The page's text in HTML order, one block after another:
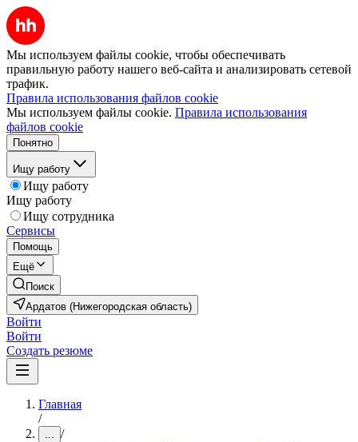
Мы используем файлы cookie, чтобы обеспечивать
правильную работу нашего веб-сайта и анализировать сетевой
трафик.
Правила использования файлов cookie
Мы используем файлы cookie. Правила использования
файлов cookie
Понятно
Ищу работу
Ищу работу
Ищу работу
Ищу сотрудника
Сервисы
Помощь
Ещё
Поиск
Ардатов (Нижегородская область)
Войти
Войти
Создать резюме
Главная
/
... /